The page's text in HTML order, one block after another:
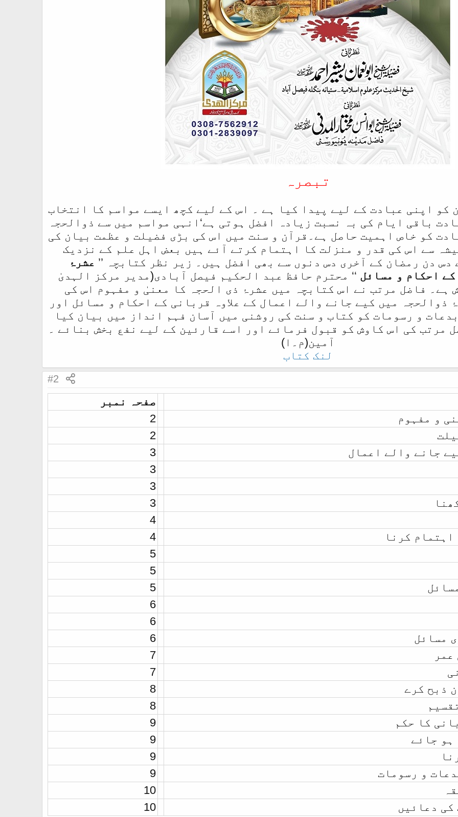
تبصرہ
کو اپنی عبادت کے لیے پیدا کیا ہے ۔ اس کے لیے کچھ ایسے مواسم کا انتخاب
باقی ایام کی بہ نسبت زیادہ افضل ہوتی ہے‘انہی مواسم میں سے ذوالحجہ
کو خاص اہمیت حاصل ہے۔قرآن و سنت میں اس کی بڑی فضیلت و عظمت بیان کی
سے اس کی قدر و منزلت کا اہتمام کرتے آئے ہیں بعض اہل علم کے نزدیک
دس دن رمضان کے آخری دس دنوں سے بھی افضل ہیں۔ زیر نظر کتابچہ ’’ عشرۂ
احکام و مسائل ‘‘ محترم حافظ عبد الحکیم فیصل آبادی(مدیر مرکز الہدیٰ
ہے۔ فاضل مرتب نے اس کتابچہ میں عشرۂ ذی الحجہ کا معنیٰ و مفہوم اس کی
ذوالحجہ میں کیے جانے والے اعمال کے علاوہ قربانی کے احکام و مسائل اور
و رسومات کو کتاب و سنت کی روشنی میں آسان فہم انداز میں بیان کیا
مرتب کی اس کاوش کو قبول فرمائے اور اسے قارئین کے لیے نفع بخش بنائے ۔
آمین(م۔ا)
لنک کتاب
#2
صفحہ نمبر
و مفہوم
2
2
جانے والے اعمال
3
3
3
3
4
کرنا
4
5
5
5
6
6
مسائل
6
7
7
ذبح کرے
8
8
کا حکم
9
ہو جائے
9
9
و رسومات
9
10
کی دعائیں
10